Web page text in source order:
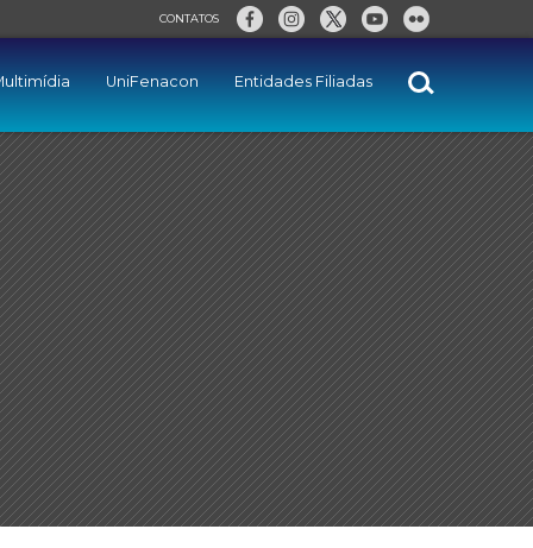
CONTATOS
UniFenacon Entidades Filiadas